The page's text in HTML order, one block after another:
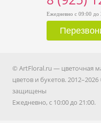
Ежедневно с 09:00 до
© ArtFloral.ru — цветочная
цветов и букетов.
защищены
Ежедневно, с 10:00 до 21:00.